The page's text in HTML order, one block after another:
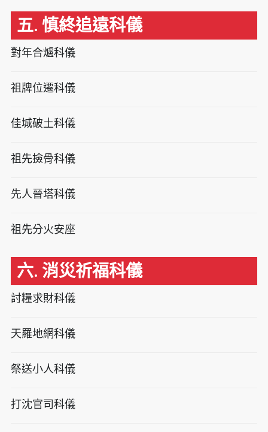
五. 慎終追遠科儀
對年合爐科儀
祖牌位遷科儀
佳城破土科儀
祖先撿骨科儀
先人晉塔科儀
祖先分火安座
六. 消災祈福科儀
討糧求財科儀
天羅地網科儀
祭送小人科儀
打沈官司科儀